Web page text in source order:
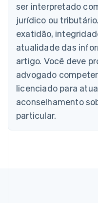
ser interpretado
jurídico ou
exatidão,
atualidade das
artigo. Você deve
advogado
licenciado para
aconselhamento
particular.
Áustria
DeutschEnglish
Bélgica
Nederlands Français
Brasil
Português English
Bulgária
English
Canadá
China continental
简体中文English